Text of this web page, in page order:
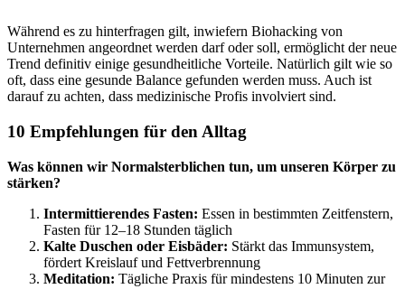
Während es zu hinterfragen gilt, inwiefern Biohacking von
Unternehmen angeordnet werden darf oder soll, ermöglicht der neue
Trend definitiv einige gesundheitliche Vorteile. Natürlich gilt wie so
oft, dass eine gesunde Balance gefunden werden muss. Auch ist
darauf zu achten, dass medizinische Profis involviert sind.
10 Empfehlungen für den Alltag
Was können wir Normalsterblichen tun, um unseren Körper zu
stärken?
Intermittierendes Fasten: Essen in bestimmten Zeitfenstern,
Fasten für 12–18 Stunden täglich
Kalte Duschen oder Eisbäder: Stärkt das Immunsystem,
fördert Kreislauf und Fettverbrennung
Meditation: Tägliche Praxis für mindestens 10 Minuten zur